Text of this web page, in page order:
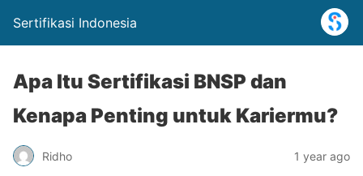
Sertifikasi Indonesia
Apa Itu Sertifikasi BNSP dan
Kenapa Penting untuk Kariermu?
Ridho 1 year ago